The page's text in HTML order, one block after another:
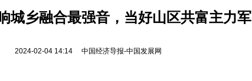
城乡融合最强音，当好山区共富主力军
2024-02-04 14:14 中国经济导报-中国发展网